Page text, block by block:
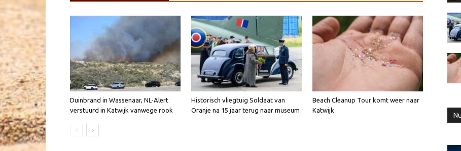
Duinbrand in Wassenaar, NL-Alert
verstuurd in Katwijk vanwege rook
Historisch vliegtuig Soldaat van
Oranje na 15 jaar terug naar museum
Beach Cleanup Tour komt weer naar
Katwijk